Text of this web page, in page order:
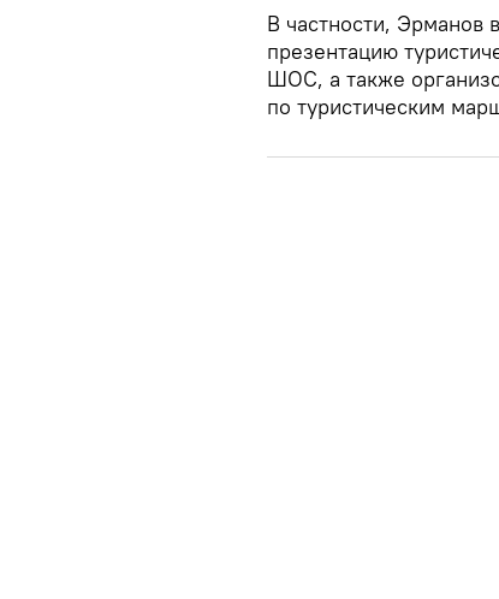
В частности, Эрманов
презентацию
ШОС, а также
по туристическим